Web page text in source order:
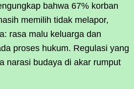
bahwa 67% korban
memilih tidak melapor,
rasa malu keluarga dan
proses hukum. Regulasi yang
narasi budaya di akar rumput